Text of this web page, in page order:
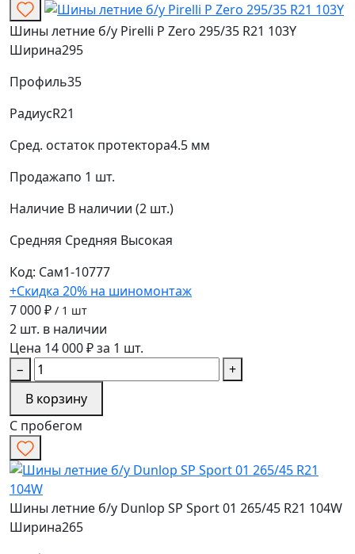
Шины летние б/у Pirelli P Zero 295/35 R21 103Y
Ширина295
Профиль35
РадиусR21
Сред. остаток протектора4.5 мм
Продажапо 1 шт.
Наличие В наличии (2 шт.)
Средняя Средняя Высокая
Код: Сам1-10777
+Скидка 20% на шиномонтаж
7 000 ₽ / 1 шт
2 шт. в наличии
Цена 14 000 ₽ за 1 шт.
−
+
В корзину
С пробегом
Шины летние б/у Dunlop SP Sport 01 265/45 R21 104W
Ширина265